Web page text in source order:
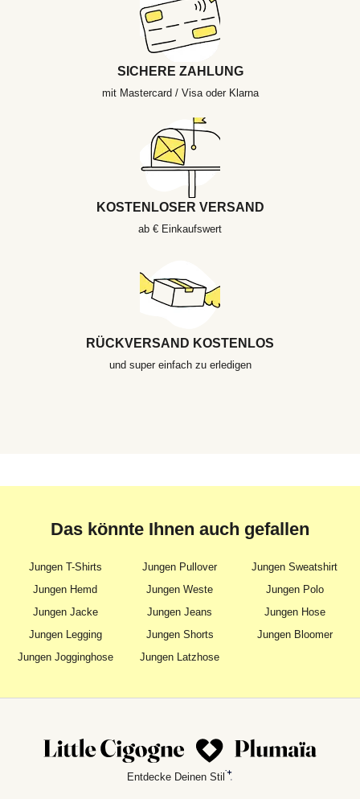
SICHERE ZAHLUNG
mit Mastercard / Visa oder Klarna
KOSTENLOSER VERSAND
ab € Einkaufswert
RÜCKVERSAND KOSTENLOS
und super einfach zu erledigen
Das könnte Ihnen auch gefallen
Jungen T-Shirts Jungen Pullover
Jungen Sweatshirt
Jungen Hemd
Jungen Weste
Jungen Polo
Jungen Jacke
Jungen Jeans
Jungen Hose
Jungen Legging
Jungen Shorts
Jungen Bloomer
Jungen Jogginghose
Jungen Latzhose
Entdecke Deinen Stil